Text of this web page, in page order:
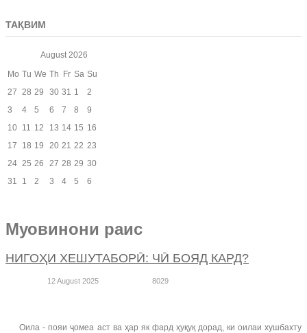
ТАҚВИМ
August 2026
Mo Tu We Th Fr Sa Su
27 28 29 30 31 1
2
3
4 5 6 7 8
9
10 11 12 13 14 15 16
17
18 19 20 21 22 23
24 25 26 27 28 29 30
31
1 2 3 4 5 6
Муовинони раис
НИГОҲИ ХЕШУТАБОРӢ: ЧӢ БОЯД КАРД?
12 August 2025 8029
Оила - пояи ҷомеа аст ва ҳар як фард ҳуқуқ дорад, ки оилаи хушбахту